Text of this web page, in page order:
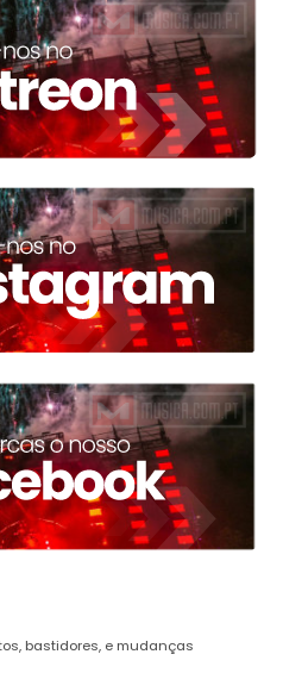
bastidores, e mudanças